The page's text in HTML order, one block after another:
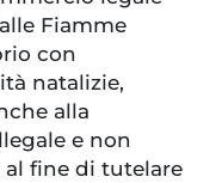
Fiamme
con
natalizie,
alla
e non
al fine di tutelare